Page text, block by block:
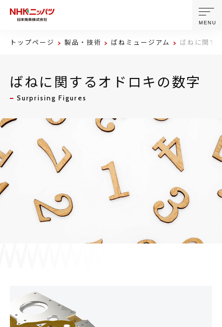
製品・技術
企業情報
ニュース
株主・投資家情報
MENU
トップページ 製品・技術 ばねミュージアム ばねに関す
ばねに関するオドロキの数字
Surprising Figures